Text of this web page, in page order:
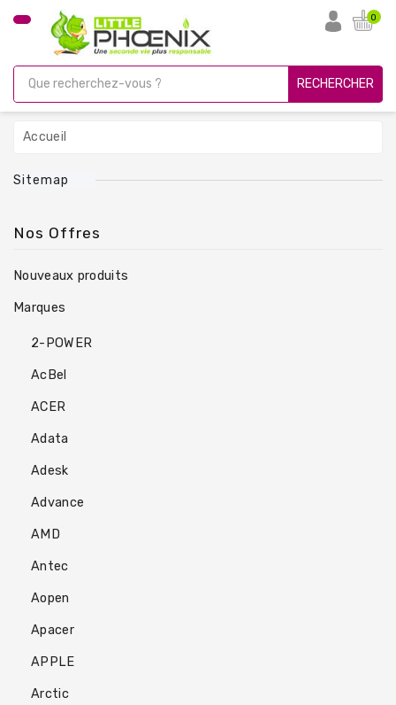
CATÉGORIE
Gamer
Unités
Centrales
Ordinateurs
Écran
Portables
Sous
Mesure
PC
Tout-
Processeurs
RAM
Disques
Durs
0
RECHERCHER
Accueil
Sitemap
Nos Offres
Nouveaux produits
Marques
2-POWER
AcBel
ACER
Adata
Adesk
Advance
AMD
Antec
Aopen
Apacer
APPLE
Arctic